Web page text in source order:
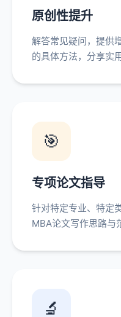
原创性提升
解答常见疑问，提供
的具体方法，分享实
🎯
专项论文指导
针对特定专业、特定
MBA论文写作思路与
🔬